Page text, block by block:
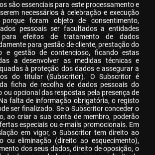
são essenciais para este processamento e
necessários à celebração e execução
foram objeto de consentimento,
pessoais ser facultados a entidades
para efeitos de tratamento de dados
para gestão de cliente, prestação do
e gestão de contencioso, ficando estas
a desenvolver as medidas técnicas e
à proteção dos dados e assegurar a
do titular (Subscritor). O Subscritor é
ficha de recolha de dados pessoais do
opcional das respostas pela presença de
falta de informação obrigatória, o registo
ser finalizado. Se o Subscritor conceder o
ao criar a sua conta de membro, poderão
especiais ou e-mails promocionais. Em
em vigor, o Subscritor tem direito ao
ou eliminação (direito ao esquecimento),
dos seus dados, direito de oposição, o